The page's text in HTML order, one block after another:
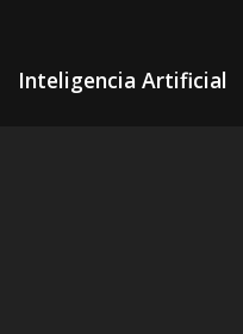
Inteligencia Artificial